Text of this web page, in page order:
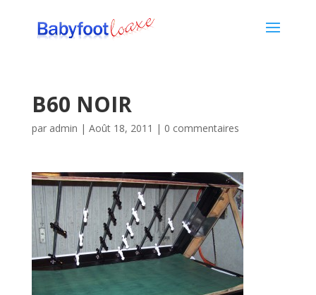
B60 NOIR
par admin | Août 18, 2011 | 0 commentaires